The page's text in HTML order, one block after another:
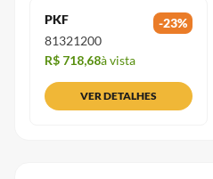
PKF -23%
81321200
R$ 718,68à vista
VER DETALHES